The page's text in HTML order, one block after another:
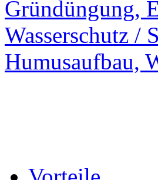
Gründüngung,
Wasserschutz /
Humusaufbau,